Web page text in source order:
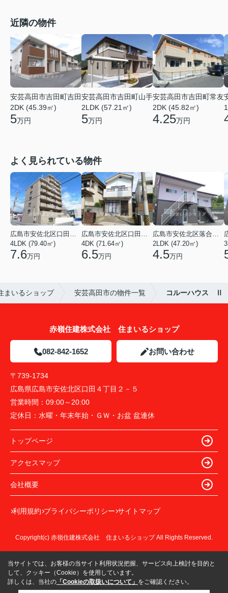
近隣の物件
安芸高田市吉田町吉田
2DK (45.39㎡)
5万円
安芸高田市吉田町山手
2LDK (57.21㎡)
5万円
安芸高田市吉田町常友
2DK (45.82㎡)
4.25万円
よく見られている物件
広島市安佐北区口田３丁目
4LDK (79.40㎡)
7.6万円
広島市安佐北区口田５丁目
4DK (71.64㎡)
6.5万円
広島市安佐北区落合南９丁目
2LDK (47.20㎡)
4.5万円
まいるショップ 安芸高田市の物件一覧 コルーハウス Ⅱ
赤嶺住建株式会社 住まいるショップ
082-842-1652 お問い合わせ
〒739-1734
広島県広島市安佐北区口田４丁目２－５
営業時間： 09:00～20:00
定休日： 水曜・年末年始・ＧＷ・お盆 盆連休
トップページ
アクセスマップ
会社概要
利用規約 プライバシーポリシー サイトマップ
Copyright(c) 赤嶺住建株式会社 住まいるショップ All Rights Reserved.
当サイトでは、お客様の当サイト利用状況把握、サービス向上検討を目的と
して、クッキー（Cookie）を使用しています。
詳しくは、当社の 「Cookieの取扱いについて」 をご確認ください。